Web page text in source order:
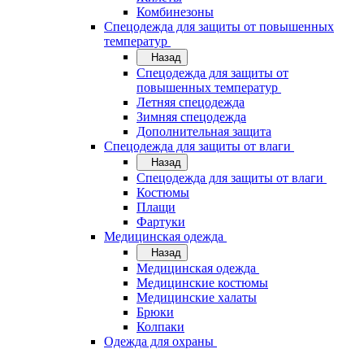
Комбинезоны
Спецодежда для защиты от повышенных
температур
Назад
Спецодежда для защиты от
повышенных температур
Летняя спецодежда
Зимняя спецодежда
Дополнительная защита
Спецодежда для защиты от влаги
Назад
Спецодежда для защиты от влаги
Костюмы
Плащи
Фартуки
Медицинская одежда
Назад
Медицинская одежда
Медицинские костюмы
Медицинские халаты
Брюки
Колпаки
Одежда для охраны